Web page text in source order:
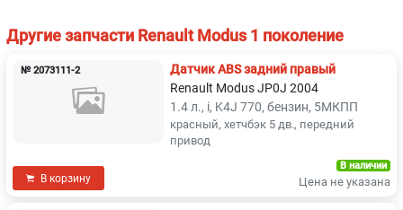
Другие запчасти Renault Modus 1 поколение
№ 2073111-2
Датчик ABS задний правый
Renault Modus JP0J 2004
1.4 л., i, K4J 770, бензин, 5МКПП
красный, хетчбэк 5 дв., передний
привод
В корзину
В наличии
Цена не указана